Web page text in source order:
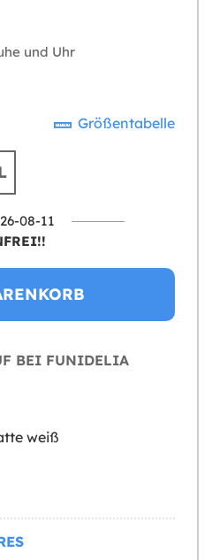
und Uhr
Größentabelle
08-11
BEI FUNIDELIA
weiß